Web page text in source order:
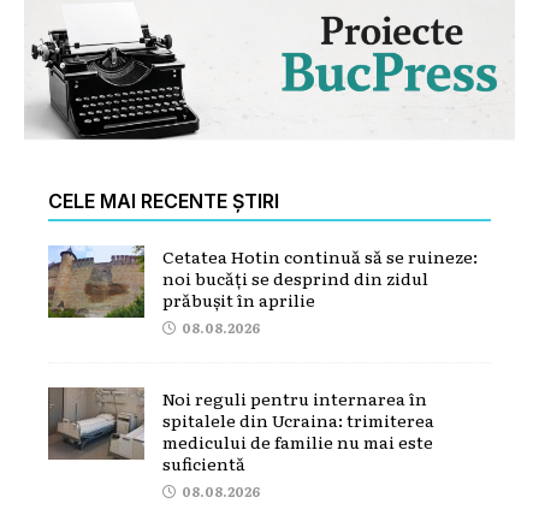
CELE MAI RECENTE ȘTIRI
Cetatea Hotin continuă să se ruineze:
noi bucăți se desprind din zidul
prăbușit în aprilie
08.08.2026
Noi reguli pentru internarea în
spitalele din Ucraina: trimiterea
medicului de familie nu mai este
suficientă
08.08.2026